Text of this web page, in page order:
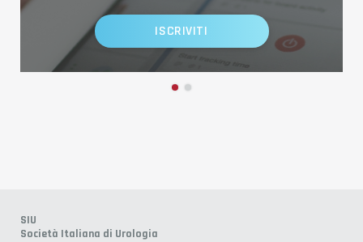
ISCRIVITI
SIU
Società Italiana di Urologia